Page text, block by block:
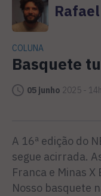
COLUNA
Basquete
05 junho 2025 -
A 16ª edição do
segue acirrada.
Franca e Minas
Nosso basquete